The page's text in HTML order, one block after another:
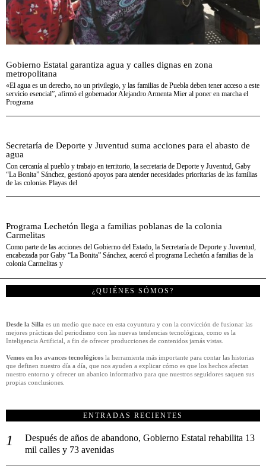
Gobierno Estatal garantiza agua y calles dignas en zona
metropolitana
«El agua es un derecho, no un privilegio, y las familias de Puebla deben tener acceso a este
servicio esencial”, afirmó el gobernador Alejandro Armenta Mier al poner en marcha el
Programa
Secretaría de Deporte y Juventud suma acciones para el abasto de
agua
Con cercanía al pueblo y trabajo en territorio, la secretaria de Deporte y Juventud, Gaby
“La Bonita” Sánchez, gestionó apoyos para atender necesidades prioritarias de las familias
de las colonias Playas del
Programa Lechetón llega a familias poblanas de la colonia
Carmelitas
Como parte de las acciones del Gobierno del Estado, la Secretaría de Deporte y Juventud,
encabezada por Gaby “La Bonita” Sánchez, acercó el programa Lechetón a familias de la
colonia Carmelitas y
¿QUIÉNES SÓMOS?
Desde la Silla es un medio que nace en esta coyuntura y con la convicción de fusionar las
mejores prácticas del periodismo con las nuevas tendencias tecnológicas, como es la
Inteligencia Artificial, a fin de ofrecer producciones de contenidos jamás vistas.
Vemos en los avances tecnológicos la herramienta más importante para contar las historias
que definen nuestro día a día, que nos ayuden a explicar cómo es que los hechos afectan
nuestro entorno y ofrecer un abanico informativo para que nuestros seguidores saquen sus
propias conclusiones.
ENTRADAS RECIENTES
Después de años de abandono, Gobierno Estatal rehabilita 13
mil calles y 73 avenidas